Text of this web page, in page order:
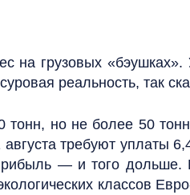
на грузовых
реальность, так
тонн, но не более 50
требуют
— и того
классов